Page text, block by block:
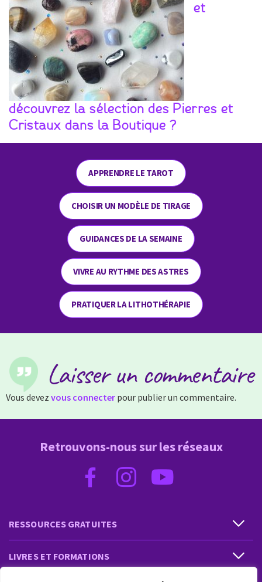
et
découvrez la sélection des Pierres et
Cristaux dans la Boutique ?
APPRENDRE LE TAROT
CHOISIR UN MODÈLE DE TIRAGE
GUIDANCES DE LA SEMAINE
VIVRE AU RYTHME DES ASTRES
PRATIQUER LA LITHOTHÉRAPIE
Laisser un commentaire
Vous devez vous connecter pour publier un commentaire.
RESSOURCES GRATUITES
LIVRES ET FORMATIONS
Retrouvons-nous sur les réseaux